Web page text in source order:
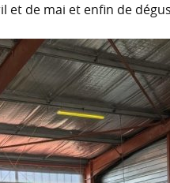
et de mai et enfin de